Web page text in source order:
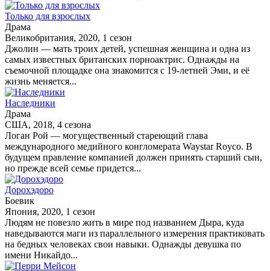
Только для взрослых
Драма
Великобритания, 2020, 1 сезон
Джолин — мать троих детей, успешная женщина и одна из
самых известных британских порноактрис. Однажды на
съемочной площадке она знакомится с 19-летней Эми, и её
жизнь меняется...
Наследники
Драма
США, 2018, 4 сезона
Логан Рой — могущественный стареющий глава
международного медийного конгломерата Waystar Royco. В
будущем правление компанией должен принять старший сын,
но прежде всей семье придется...
Дорохэдоро
Боевик
Япония, 2020, 1 сезон
Людям не повезло жить в мире под названием Дыра, куда
наведываются маги из параллельного измерения практиковать
на бедных человеках свои навыки. Однажды девушка по
имени Никайдо...